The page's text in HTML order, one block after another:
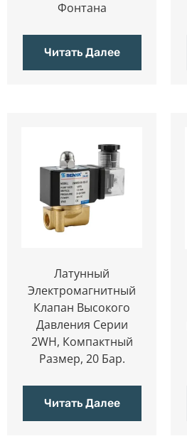
Фонтана
Читать Далее
Латунный
Электромагнитный
Клапан Высокого
Давления Серии
2WH, Компактный
Размер, 20 Бар.
Читать Далее